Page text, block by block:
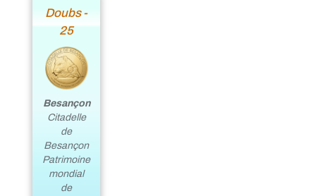
Doubs -
25
Besançon
Citadelle
de
Besançon
Patrimoine
mondial
de